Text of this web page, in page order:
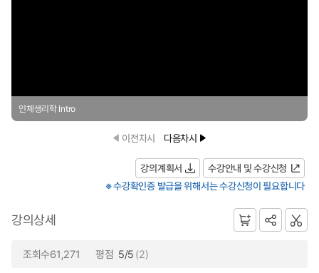
인체생리학 Intro
이전차시 다음차시
강의계획서
수강안내 및 수강신청
※ 수강확인증 발급을 위해서는 수강신청이 필요합니다
강의상세
조회수61,271 평점 5/5 (2)